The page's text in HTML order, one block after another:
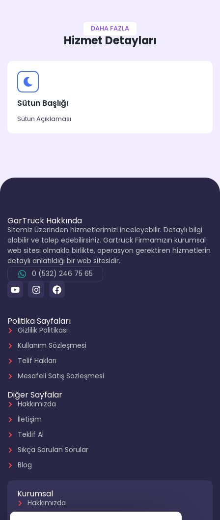
DAHA FAZLA
Hizmet Detayları
Sütun Başlığı
Sütun Açıklaması
GarTruck Hakkında
Sitemiz Üzerinden hizmetlerimizi inceleyebilir. Detaylı bilgi
alabilir ve talep edebilirsiniz. Gartruck Firmamızın kurumsal
web sitesi olmakla birlikte, operasyon gerektiren hizmetlerin
detaylı anlatıldığı bir web sitesidir.
0 (532) 246 75 65
Politika Sayfaları
Gizlilik Politikası
Kullanım Sözleşmesi
Telif Hakları
Mesafeli Satış Sözleşmesi
Diğer Sayfalar
Hakkımızda
İletişim
Teklif Al
Sıkça Sorulan Sorular
Blog
Kurumsal
Hakkımızda